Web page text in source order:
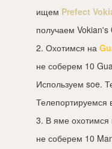
ищем Prefect
получаем
2. Охотимся на
не соберем 10
Используем soe.
Телепортируемся
3. В яме охотимся
не соберем 10